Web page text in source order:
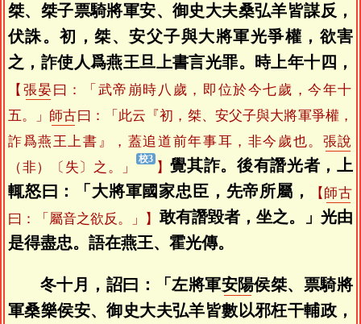
桀、桀子票騎將軍安、御史大夫桑弘羊皆謀反，
伏誅。初，桀、安父子與大將軍光爭權，欲害
之，詐使人爲燕王旦上書言光罪。時上年十四，
【 張晏曰：「武帝崩時八歲，即位於今七歲，今年十
五。」 師古曰：「此云『初，桀、安父子與大將軍爭權，
詐爲燕王上書』，蓋追道前年事耳，非今歲也。 張說
（非）〔失〕之。」
】覺其詐。後有譖光者，上
輒怒曰：「大將軍國家忠臣，先帝所屬，
【 師古
曰：「屬音之欲反。」】 敢有譖毀者，坐之。」光由
是得盡忠。語在燕王、霍光傳。
冬十月，詔曰：「左將軍安陽侯桀、票騎將
軍桑樂侯安、御史大夫弘羊皆數以邪枉干輔政，